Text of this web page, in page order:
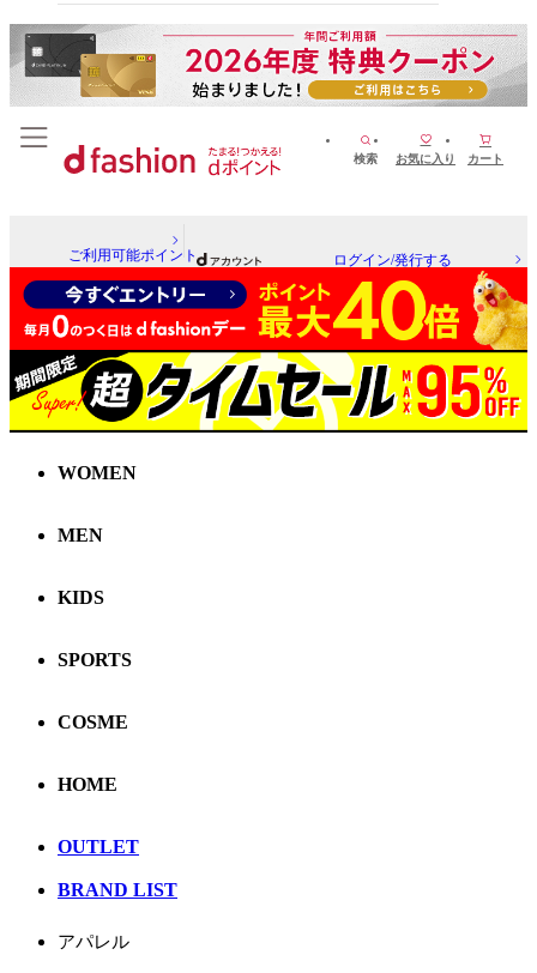
検索 お気に入り カート
ご利用可能ポイント ログイン/発行する
WOMEN
MEN
KIDS
SPORTS
COSME
HOME
OUTLET
BRAND LIST
アパレル